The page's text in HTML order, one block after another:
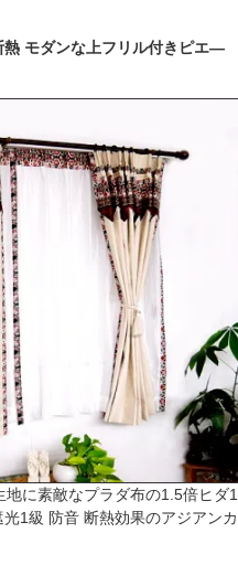
熱 モダンな上フリル付きピエ―
に素敵なプラダ布の1.5倍ヒダ1
1級 防音 断熱効果のアジアンカ